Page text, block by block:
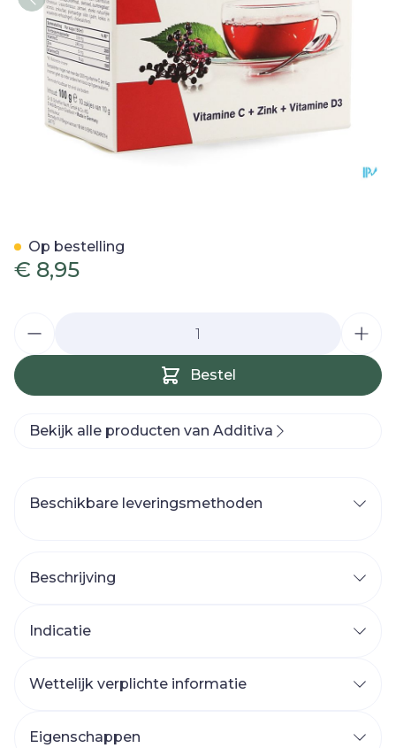
€ 8,95
Bestel
Op bestelling
Bekijk alle producten van Additiva
Beschikbare leveringsmethoden
Beschrijving
Indicatie
Wettelijk verplichte informatie
Eigenschappen